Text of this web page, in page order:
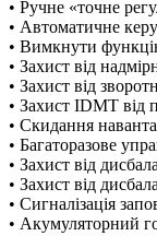
• Ручне «точне
• Автоматичне
• Вимкнути
• Захист від
• Захист від
• Захист IDMT від
• Скидання
• Багаторазове
• Захист від
• Захист від
• Сигналізація
• Акумуляторний